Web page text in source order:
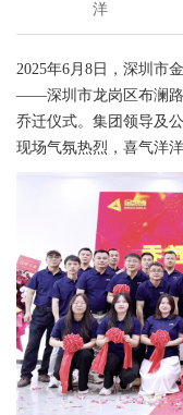
洋
2025年6月8日，深圳市
——深圳市龙岗区布澜路
乔迁仪式。集团领导及
现场气氛热烈，喜气洋洋